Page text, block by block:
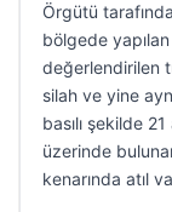
Örgütü
bölgede yapılan
değerlendirilen
silah ve yine
basılı şekilde
üzerinde
kenarında atıl